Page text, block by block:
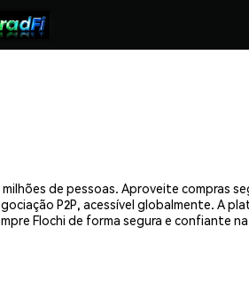
de pessoas. Aproveite compras
P2P, acessível globalmente. A
Flochi de forma segura e confiante na